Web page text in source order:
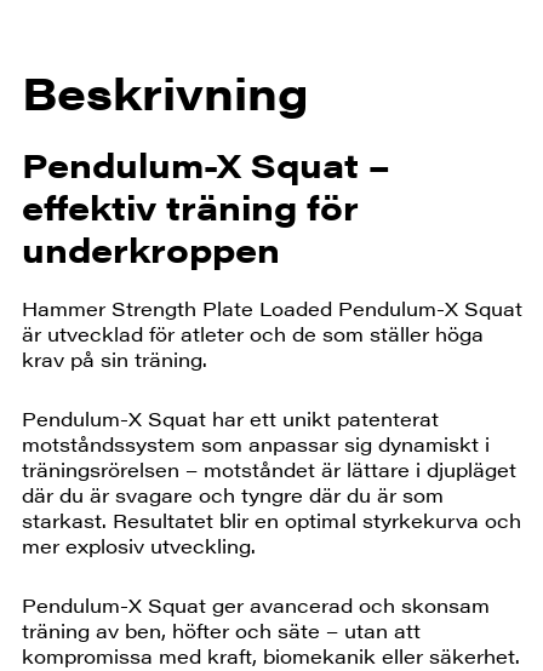
Beskrivning
Pendulum-X Squat –
effektiv träning för
underkroppen
Hammer Strength Plate Loaded Pendulum-X Squat
är utvecklad för atleter och de som ställer höga
krav på sin träning.
Pendulum-X Squat har ett unikt patenterat
motståndssystem som anpassar sig dynamiskt i
träningsrörelsen – motståndet är lättare i djupläget
där du är svagare och tyngre där du är som
starkast. Resultatet blir en optimal styrkekurva och
mer explosiv utveckling.
Pendulum-X Squat ger avancerad och skonsam
träning av ben, höfter och säte – utan att
kompromissa med kraft, biomekanik eller säkerhet.